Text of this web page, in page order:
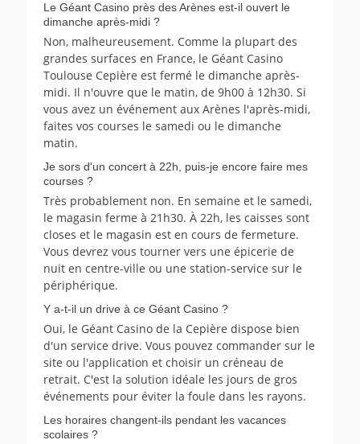
Le Géant Casino près des Arènes est-il ouvert le
dimanche après-midi ?
Non, malheureusement. Comme la plupart des
grandes surfaces en France, le Géant Casino
Toulouse Cepière est fermé le dimanche après-
midi. Il n'ouvre que le matin, de 9h00 à 12h30. Si
vous avez un événement aux Arènes l'après-midi,
faites vos courses le samedi ou le dimanche
matin.
Je sors d'un concert à 22h, puis-je encore faire mes
courses ?
Très probablement non. En semaine et le samedi,
le magasin ferme à 21h30. À 22h, les caisses sont
closes et le magasin est en cours de fermeture.
Vous devrez vous tourner vers une épicerie de
nuit en centre-ville ou une station-service sur le
périphérique.
Y a-t-il un drive à ce Géant Casino ?
Oui, le Géant Casino de la Cepière dispose bien
d'un service drive. Vous pouvez commander sur le
site ou l'application et choisir un créneau de
retrait. C'est la solution idéale les jours de gros
événements pour éviter la foule dans les rayons.
Les horaires changent-ils pendant les vacances
scolaires ?